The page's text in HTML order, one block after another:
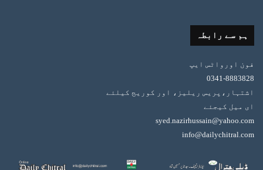
ہم سے رابطہ
فون اورواٹس ایپ
0341-8883828
اشتہار،پریس ریلیز، اور کوریج کیلئے
ای میل کیجئے
syed.nazirhussain@yahoo.com
info@dailychitral.com